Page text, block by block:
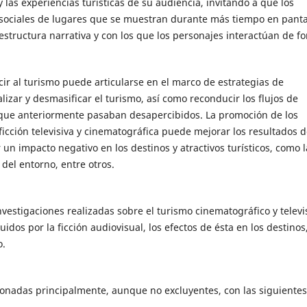
de lugares que se muestran durante más tiempo en
narrativa y con los que los personajes interactúan de
al turismo puede articularse en el marco de estrategias de
y desmasificar el turismo, así como reconducir los flujos de
anteriormente pasaban desapercibidos. La promoción de los
televisiva y cinematográfica puede mejorar los resultados
impacto negativo en los destinos y atractivos turísticos, como
entorno, entre otros.
realizadas sobre el turismo cinematográfico y
por la ficción audiovisual, los efectos de ésta en los
principalmente, aunque no excluyentes, con las siguientes